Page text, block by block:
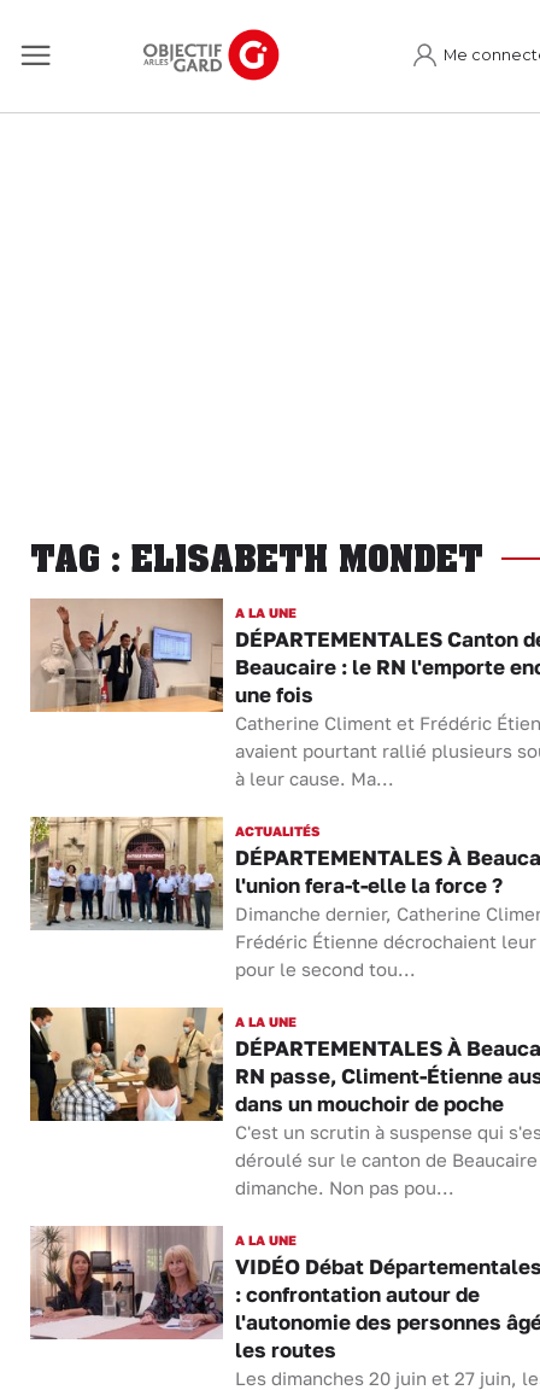
Me
TAG : ELISABETH MONDET
A LA UNE
DÉPARTEMENTALES Canton
Beaucaire : le RN l'emporte
une fois
Catherine Climent et Frédéric
avaient pourtant rallié plusieurs
à leur cause. Ma...
ACTUALITÉS
DÉPARTEMENTALES À
l'union fera-t-elle la force ?
Dimanche dernier, Catherine
Frédéric Étienne décrochaient leur
pour le second tou...
A LA UNE
DÉPARTEMENTALES À
RN passe, Climent-Étienne
dans un mouchoir de poche
C'est un scrutin à suspense qui
déroulé sur le canton de
dimanche. Non pas pou...
A LA UNE
VIDÉO Débat
: confrontation autour de
l'autonomie des personnes
les routes
Les dimanches 20 juin et 27 juin,